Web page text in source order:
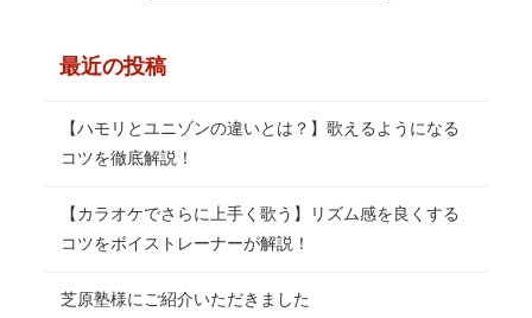
最近の投稿
【ハモリとユニゾンの違いとは？】歌えるようになる
コツを徹底解説！
【カラオケでさらに上手く歌う】リズム感を良くする
コツをボイストレーナーが解説！
芝原塾様にご紹介いただきました